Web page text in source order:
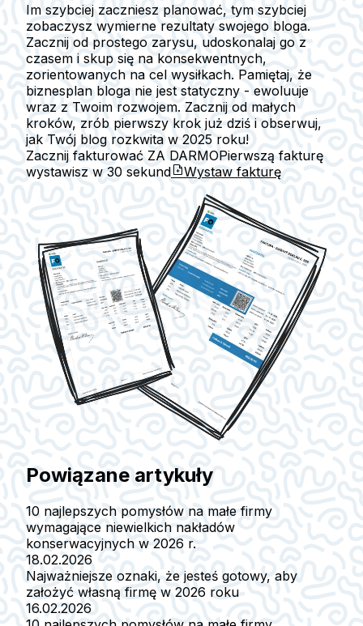
Im szybciej zaczniesz planować, tym szybciej
zobaczysz wymierne rezultaty swojego bloga.
Zacznij od prostego zarysu, udoskonalaj go z
czasem i skup się na konsekwentnych,
zorientowanych na cel wysiłkach. Pamiętaj, że
biznesplan bloga nie jest statyczny - ewoluuje
wraz z Twoim rozwojem. Zacznij od małych
kroków, zrób pierwszy krok już dziś i obserwuj,
jak Twój blog rozkwita w 2025 roku!
Zacznij fakturować ZA DARMOPierwszą fakturę
wystawisz w 30 sekund Wystaw fakturę
Powiązane artykuły
10 najlepszych pomysłów na małe firmy
wymagające niewielkich nakładów
konserwacyjnych w 2026 r.
18.02.2026
Najważniejsze oznaki, że jesteś gotowy, aby
założyć własną firmę w 2026 roku
16.02.2026